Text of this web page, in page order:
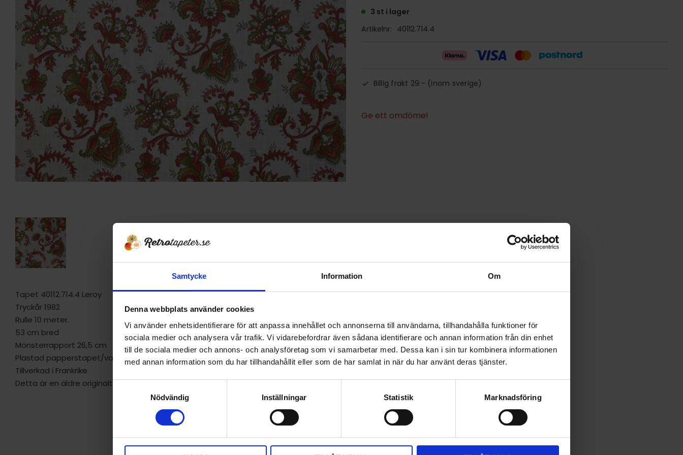
Samtycke Information Om
Denna webbplats använder cookies
Vi använder enhetsidentifierare för att anpassa innehållet och annonserna till användarna, tillhandahålla funktioner för
sociala medier och analysera vår trafik. Vi vidarebefordrar även sådana identifierare och annan information från din enhet
till de sociala medier och annons- och analysföretag som vi samarbetar med. Dessa kan i sin tur kombinera informationen
med annan information som du har tillhandahållit eller som de har samlat in när du har använt deras tjänster.
Nödvändig Inställningar Statistik Marknadsföring
3 st i lager
Artikelnr
40112.714.4
Ge ett omdöme!
Billig frakt 29:- (inom sverige)
Tapet 40112.714.4 Leroy
Tryckår 1982
Rulle 10 meter.
53 cm bred
Mönsterrapport 26,5 cm
Plastad papperstapet/vattenfast
Tillverkad i Frankrike
Detta är en äldre originaltapet
a
c
w
i
i
n
i
n